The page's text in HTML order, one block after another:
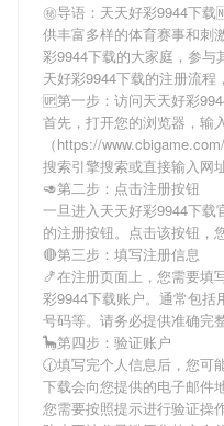
㊙导语： 天天好彩9944下载
供丰富多样的体育赛事和刺
彩9944下载的大家庭，参与
天好彩9944下载的注册流程
🆙第一步：访问天天好彩
首先，打开您的浏览器，输
（https://
搜索引擎搜索或直接输入网
🥑第二步：点击注册按钮
一旦进入天天好彩9944下载
的注册按钮。点击该按钮，
🔴第三步：填写注册信息
🍤在注册页面上，您需要填
彩9944下载账户。通常包括
号码等。请务必提供准确完
🦕第四步：验证账户
🕜填写完个人信息后，您可
下载会向您提供的电子邮件
您需要按照提示进行验证操